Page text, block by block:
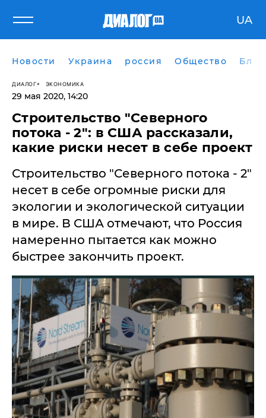
UA
Новости Украина россия Общество
ДИАЛОГ ЭКОНОМИКА
29 мая 2020, 14:20
Строительство "Северного
потока - 2": в США рассказали,
какие риски несет в себе проект
Строительство "Северного потока - 2"
несет в себе огромные риски для
экологии и экологической ситуации
в мире. В США отмечают, что Россия
намеренно пытается как можно
быстрее закончить проект.